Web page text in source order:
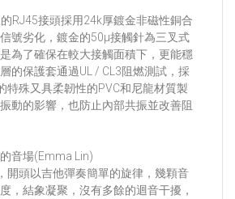
的RJ45接頭採用24k厚鍍金非磁性銅合
號劣化，鍍金的50μ接觸針為三叉式
為了確保在較大接觸面積下，更能穩
的保護套通過UL / CL3阻燃測試，採
特殊又具柔韌性的PVC和尼龍材質製
動的影響，也防止內部共振並改善阻
音場(Emma Lin)
，開頭以吉他彈奏簡單的旋律，幾顆音
，結象凝聚，沒有多餘的迴音干擾，